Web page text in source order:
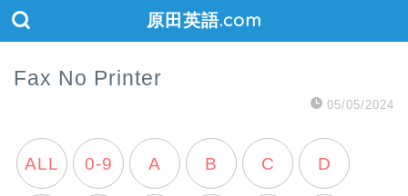
原田英語.com
Fax No Printer
05/05/2024
ALL 0-9 A B C D